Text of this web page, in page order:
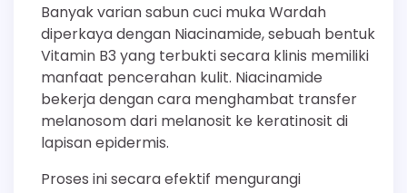
Banyak varian sabun cuci muka Wardah
diperkaya dengan Niacinamide, sebuah bentuk
Vitamin B3 yang terbukti secara klinis memiliki
manfaat pencerahan kulit. Niacinamide
bekerja dengan cara menghambat transfer
melanosom dari melanosit ke keratinosit di
lapisan epidermis.
Proses ini secara efektif mengurangi